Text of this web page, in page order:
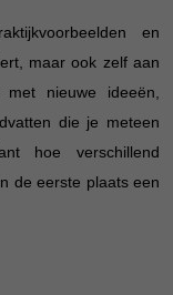
en
maar ook zelf aan
nieuwe ideeën,
die je meteen
hoe verschillend
de eerste plaats een